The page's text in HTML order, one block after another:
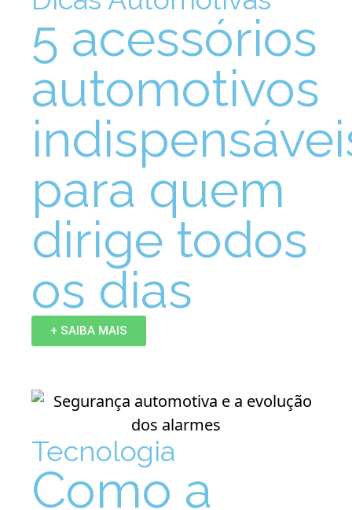
5 acessórios
automotivos
para quem
dirige todos
os dias
+ SAIBA MAIS
Tecnologia
Como a